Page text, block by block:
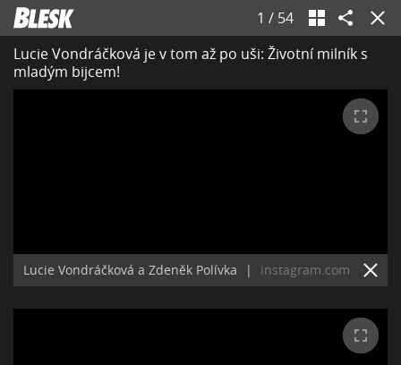
1 / 54
Lucie Vondráčková je v tom až po uši: Životní milník s
mladým bijcem!
Lucie Vondráčková a Zdeněk Polívka | instagram.com